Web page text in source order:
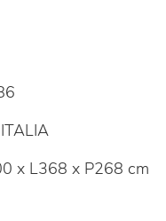
x L368 x P268 cm